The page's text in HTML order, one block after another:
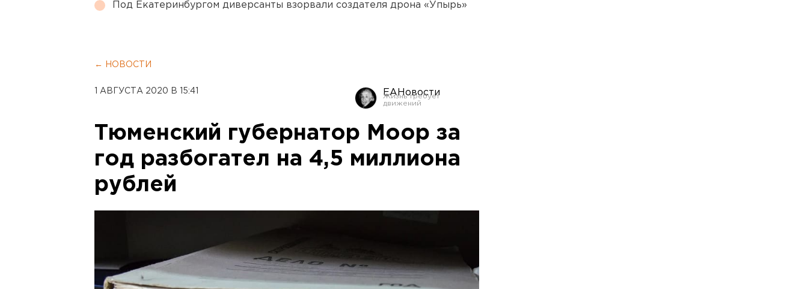
Под Екатеринбургом диверсанты взорвали создателя дрона «Упырь»
← НОВОСТИ
1 АВГУСТА 2020 В 15:41 ЕАНовости
Тюменский губернатор Моор за
год разбогател на 4,5 миллиона
рублей